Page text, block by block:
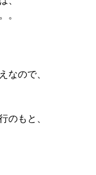
。
なので、
のもと、